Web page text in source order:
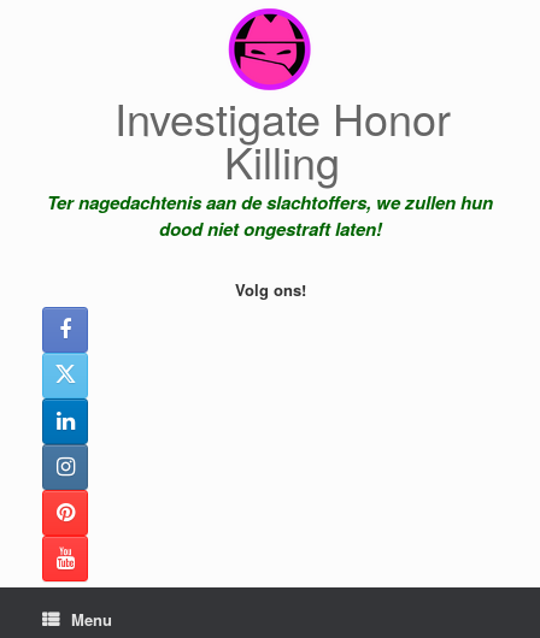
Investigate Honor
Killing
Ter nagedachtenis aan de slachtoffers, we zullen hun
dood niet ongestraft laten!
Volg ons!
Menu